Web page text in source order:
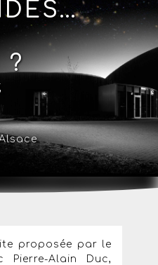
?
proposée par le
Pierre-Alain Duc,